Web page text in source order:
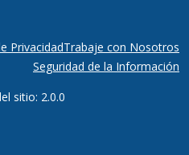
PrivacidadTrabaje con Nosotros
Seguridad de la Información
sitio: 2.0.0